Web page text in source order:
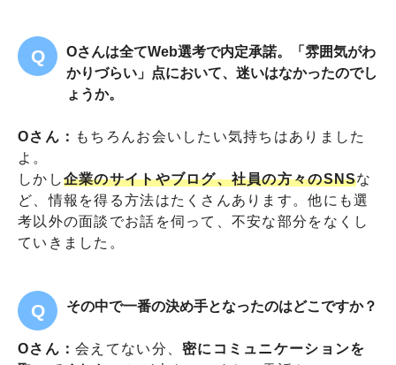
Oさんは全てWeb選考で内定承諾。「雰囲気がわ
かりづらい」点において、迷いはなかったのでし
ょうか。
Oさん： もちろんお会いしたい気持ちはありました
よ。
しかし企業のサイトやブログ、社員の方々のSNSな
ど、情報を得る方法はたくさんあります。他にも選
考以外の面談でお話を伺って、不安な部分をなくし
ていきました。
その中で一番の決め手となったのはどこですか？
Oさん：会えてない分、密にコミュニケーションを